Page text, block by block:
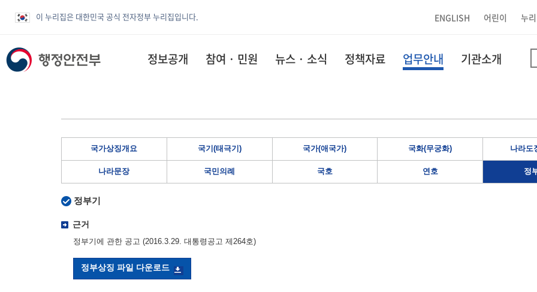
이 누리집은 대한민국 공식 전자정부 누리집입니다. ENGLISH 어린이 누
정보공개 참여 · 민원 뉴스 · 소식 정책자료 업무안내 기관소개
국가상징개요 국기(태극기) 국가(애국가) 국화(무궁화) 나라도
나라문장 국민의례 국호 연호 정
정부기
근거
정부기에 관한 공고 (2016.3.29. 대통령공고 제264호)
정부상징 파일 다운로드